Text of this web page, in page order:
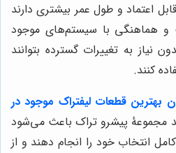
اعتماد و طول عمر بیشتری دارند
هماهنگی با سیستم‌های موجود
نیاز به تغییرات گسترده بتوانند
کنند.
بهترین قطعات لیفتراک موجود در
مجموعۀ پیشرو تراک باعث می‌شود
انتخاب خود را انجام دهند و از